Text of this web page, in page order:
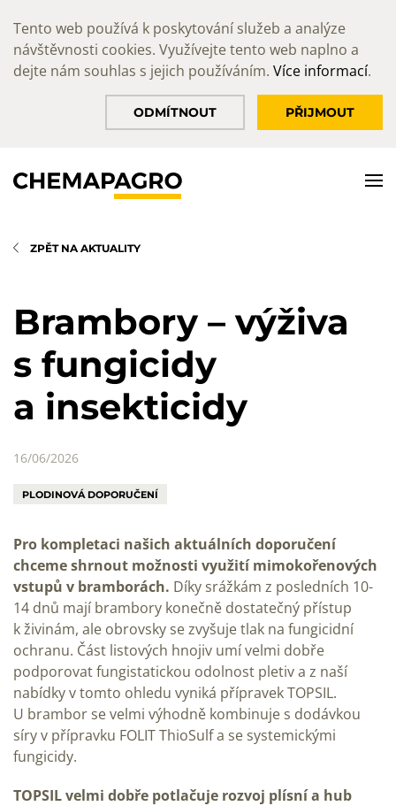
Tento web používá k poskytování služeb a analýze
návštěvnosti cookies. Využívejte tento web naplno a
dejte nám souhlas s jejich používáním. Více informací.
ODMÍTNOUT PŘIJMOUT
ZPĚT NA AKTUALITY
Brambory – výživa
s fungicidy
a insekticidy
16/06/2026
PLODINOVÁ DOPORUČENÍ
Pro kompletaci našich aktuálních doporučení
chceme shrnout možnosti využití mimokořenových
vstupů v bramborách. Díky srážkám z posledních 10-
14 dnů mají brambory konečně dostatečný přístup
k živinám, ale obrovsky se zvyšuje tlak na fungicidní
ochranu. Část listových hnojiv umí velmi dobře
podporovat fungistatickou odolnost pletiv a z naší
nabídky v tomto ohledu vyniká přípravek TOPSIL.
U brambor se velmi výhodně kombinuje s dodávkou
síry v přípravku FOLIT ThioSulf a se systemickými
fungicidy.
TOPSIL velmi dobře potlačuje rozvoj plísní a hub